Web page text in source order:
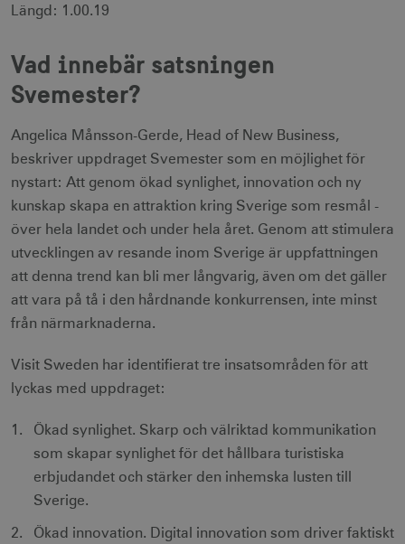
Längd: 1.00.19
Vad innebär satsningen
Svemester?
Angelica Månsson-Gerde, Head of New Business,
beskriver uppdraget Svemester som en möjlighet för
nystart: Att genom ökad synlighet, innovation och ny
kunskap skapa en attraktion kring Sverige som resmål -
över hela landet och under hela året. Genom att stimulera
utvecklingen av resande inom Sverige är uppfattningen
att denna trend kan bli mer långvarig, även om det gäller
att vara på tå i den hårdnande konkurrensen, inte minst
från närmarknaderna.
Visit Sweden har identifierat tre insatsområden för att
lyckas med uppdraget:
Ökad synlighet. Skarp och välriktad kommunikation
som skapar synlighet för det hållbara turistiska
erbjudandet och stärker den inhemska lusten till
Sverige.
Ökad innovation. Digital innovation som driver faktiskt